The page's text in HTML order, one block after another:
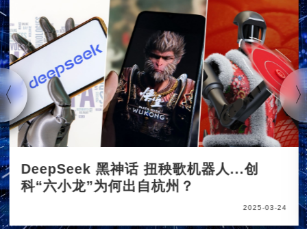
DeepSeek 黑神话 扭秧歌机器人...创
科“六小龙”为何出自杭州？
2025-03-24